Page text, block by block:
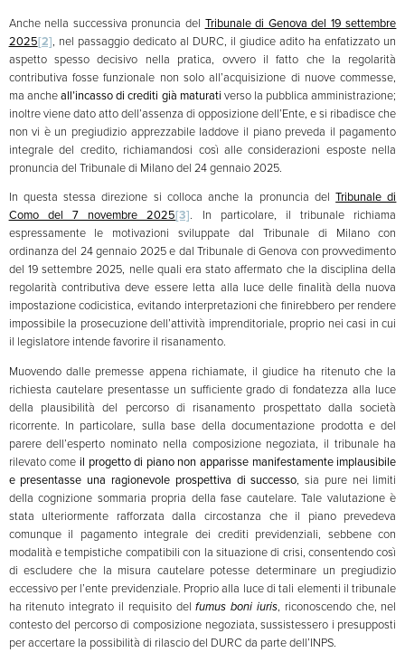
Anche nella successiva pronuncia del Tribunale di Genova del 19 settembre
2025[2], nel passaggio dedicato al DURC, il giudice adito ha enfatizzato un
aspetto spesso decisivo nella pratica, ovvero il fatto che la regolarità
contributiva fosse funzionale non solo all’acquisizione di nuove commesse,
ma ancheall’incasso di crediti già maturati verso la pubblica amministrazione;
inoltre viene dato atto dell’assenza di opposizione dell’Ente, e si ribadisce che
non vi è un pregiudizio apprezzabile laddove il piano preveda il pagamento
integrale del credito, richiamandosi così alle considerazioni esposte nella
pronuncia del Tribunale di Milano del 24 gennaio 2025.
In questa stessa direzione si colloca anche la pronuncia delTribunale di
Como del 7 novembre 2025[3]. In particolare, il tribunale richiama
espressamente le motivazioni sviluppate dal Tribunale di Milano con
ordinanza del 24 gennaio 2025 e dal Tribunale di Genova con provvedimento
del 19 settembre 2025, nelle quali era stato affermato che la disciplina della
regolarità contributiva deve essere letta alla luce delle finalità della nuova
impostazione codicistica, evitando interpretazioni che finirebbero per rendere
impossibile la prosecuzione dell’attività imprenditoriale, proprio nei casi in cui
il legislatore intende favorire il risanamento.
Muovendo dalle premesse appena richiamate, il giudice ha ritenuto che la
richiesta cautelare presentasse un sufficiente grado di fondatezza alla luce
della plausibilità del percorso di risanamento prospettato dalla società
ricorrente. In particolare, sulla base della documentazione prodotta e del
parere dell’esperto nominato nella composizione negoziata, il tribunale ha
rilevato come il progetto di piano non apparisse manifestamente implausibile
e presentasse una ragionevole prospettiva di successo, sia pure nei limiti
della cognizione sommaria propria della fase cautelare. Tale valutazione è
stata ulteriormente rafforzata dalla circostanza che il piano prevedeva
comunque il pagamento integrale dei crediti previdenziali, sebbene con
modalità e tempistiche compatibili con la situazione di crisi, consentendo così
di escludere che la misura cautelare potesse determinare un pregiudizio
eccessivo per l’ente previdenziale. Proprio alla luce di tali elementi il tribunale
ha ritenuto integrato il requisito delfumus boni iuris, riconoscendo che, nel
contesto del percorso di composizione negoziata, sussistessero i presupposti
per accertare la possibilità di rilascio del DURC da parte dell’INPS.